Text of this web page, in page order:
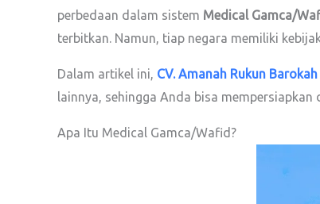
perbedaan dalam sistem Medical Gamca/
terbitkan. Namun, tiap negara memiliki
Dalam artikel ini, CV. Amanah Rukun Barokah
lainnya, sehingga Anda bisa
Apa Itu Medical Gamca/Wafid?